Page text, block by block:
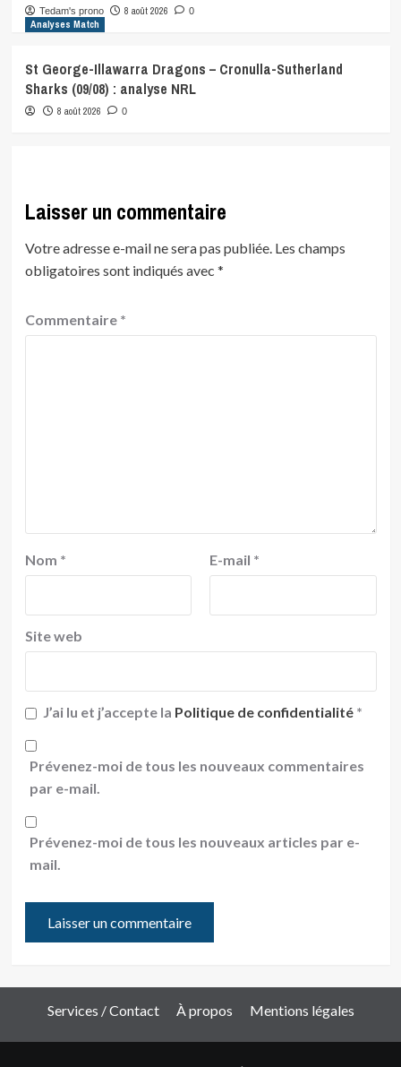
Tedam's prono 8 août 2026 0
Analyses Match
St George-Illawarra Dragons – Cronulla-Sutherland
Sharks (09/08) : analyse NRL
8 août 2026 0
Laisser un commentaire
Votre adresse e-mail ne sera pas publiée. Les champs
obligatoires sont indiqués avec *
Commentaire *
Nom * E-mail *
Site web
J’ai lu et j’accepte la Politique de confidentialité *
Prévenez-moi de tous les nouveaux commentaires
par e-mail.
Prévenez-moi de tous les nouveaux articles par e-
mail.
Services / Contact À propos Mentions légales